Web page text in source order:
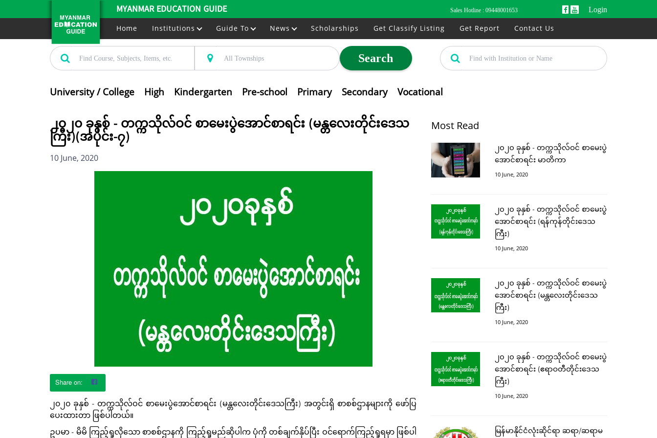
MYANMAR EDUCATION GUIDE Sales Hotline : 09448001653 Login
Home Institutions Guide To News Scholarships Get Classify Listing Get Report Contact Us
Search
University / College High Kindergarten Pre-school Primary Secondary Vocational
၂၀၂၀ ခုနှစ် - တက္ကသိုလ်ဝင် စာမေးပွဲအောင်စာရင်း (မန္တလေးတိုင်းဒေသ
ကြီး)(အပိုင်း-၇)
10 June, 2020
၂၀၂၀ ခုနှစ် - တက္ကသိုလ်ဝင် စာမေးပွဲအောင်စာရင်း (မန္တလေးတိုင်းဒေသကြီး) အတွင်းရှိ စာစစ်ဌာနများကို ဖော်ပြ
ပေးထားတာ ဖြစ်ပါတယ်။
ဥပမာ - မိမိ ကြည့်ရှုလိုသော စာစစ်ဌာနကို ကြည့်ရှုမည်ဆိုပါက ပုံကို တစ်ချက်နှိပ်ပြီး ဝင်ရောက်ကြည့်ရှုရမှာ ဖြစ်ပါ
Most Read
၂၀၂၀ ခုနှစ် - တက္ကသိုလ်ဝင် စာမေးပွဲ
အောင်စာရင်း မာတိကာ
10 June, 2020
၂၀၂၀ ခုနှစ် - တက္ကသိုလ်ဝင် စာမေးပွဲ
အောင်စာရင်း (ရန်ကုန်တိုင်းဒေသ
ကြီး)
10 June, 2020
၂၀၂၀ ခုနှစ် - တက္ကသိုလ်ဝင် စာမေးပွဲ
အောင်စာရင်း (မန္တလေးတိုင်းဒေသ
ကြီး)
10 June, 2020
၂၀၂၀ ခုနှစ် - တက္ကသိုလ်ဝင် စာမေးပွဲ
အောင်စာရင်း (ဧရာဝတီတိုင်းဒေသ
ကြီး)
10 June, 2020
မြန်မာနိုင်ငံလုံးဆိုင်ရာ ဆရာ/ဆရာမ